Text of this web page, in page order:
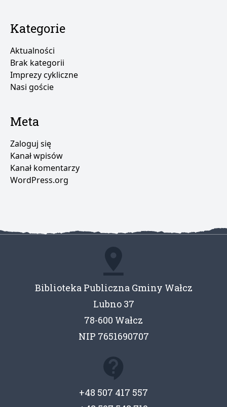
Kategorie
Aktualności
Brak kategorii
Imprezy cykliczne
Nasi goście
Meta
Zaloguj się
Kanał wpisów
Kanał komentarzy
WordPress.org
Biblioteka Publiczna Gminy Wałcz
Lubno 37
78-600 Wałcz
NIP 7651690707
+48 507 417 557